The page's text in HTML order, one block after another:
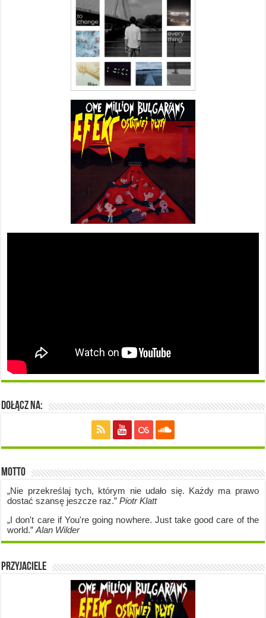
Dołącz na:
Motto
„Nie przekreślaj tych, którym nie udało się. Każdy ma prawo
dostać szansę jeszcze raz.”Piotr Klatt
„I don't care if You're going nowhere. Just take good care of the
world.”Alan Wilder
Przyjaciele